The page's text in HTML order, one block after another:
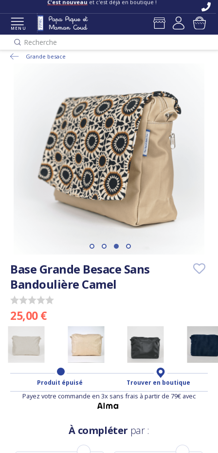
C'est nouveau et c'est déjà en boutique !
MENU
Recherche
Grande besace
Base Grande Besace Sans
Bandoulière Camel
25,00 €
Produit épuisé Trouver en boutique
Payez votre commande en 3x sans frais à partir de 79€ avec
À compléter par :